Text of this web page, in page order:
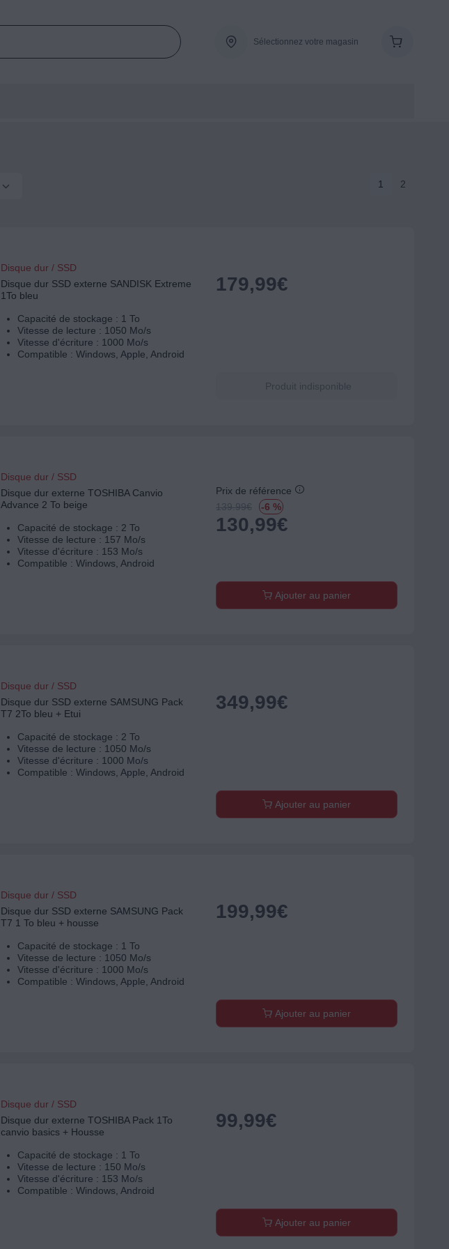
Sélectionnez votre magasin
1 2
Disque dur / SSD
Disque dur SSD externe SANDISK Extreme
1To bleu
Capacité de stockage : 1 To
Vitesse de lecture : 1050 Mo/s
Vitesse d'écriture : 1000 Mo/s
Compatible : Windows, Apple, Android
179,99€
Produit indisponible
Disque dur / SSD
Disque dur externe TOSHIBA Canvio
Advance 2 To beige
Capacité de stockage : 2 To
Vitesse de lecture : 157 Mo/s
Vitesse d'écriture : 153 Mo/s
Compatible : Windows, Android
Prix de référence
139.99€ -6 %
130,99€
Ajouter au panier
Disque dur / SSD
Disque dur SSD externe SAMSUNG Pack
T7 2To bleu + Etui
Capacité de stockage : 2 To
Vitesse de lecture : 1050 Mo/s
Vitesse d'écriture : 1000 Mo/s
Compatible : Windows, Apple, Android
349,99€
Ajouter au panier
Disque dur / SSD
Disque dur SSD externe SAMSUNG Pack
T7 1 To bleu + housse
Capacité de stockage : 1 To
Vitesse de lecture : 1050 Mo/s
Vitesse d'écriture : 1000 Mo/s
Compatible : Windows, Apple, Android
199,99€
Ajouter au panier
Disque dur / SSD
Disque dur externe TOSHIBA Pack 1To
canvio basics + Housse
Capacité de stockage : 1 To
Vitesse de lecture : 150 Mo/s
Vitesse d'écriture : 153 Mo/s
Compatible : Windows, Android
99,99€
Ajouter au panier